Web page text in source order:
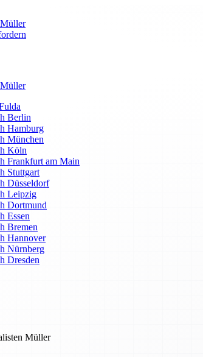
Berlin
Hamburg
München
Köln
Frankfurt am Main
Stuttgart
Düsseldorf
Leipzig
Dortmund
Essen
Bremen
Hannover
Nürnberg
Dresden
Müller